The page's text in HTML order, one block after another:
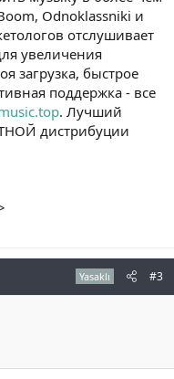
Odnoklassniki и
отслушивает
увеличения
загрузка, быстрое
поддержка - все
. Лучший
дистрибуции
Yasaklı #3